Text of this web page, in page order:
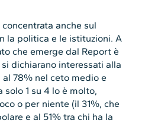
anche sul
la politica e le istituzioni. A
che emerge dal Report è
dichiarano interessati alla
78% nel ceto medio e
solo 1 su 4 lo è molto,
o per niente (il 31%, che
e al 51% tra chi ha la